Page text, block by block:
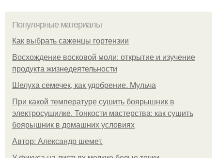
Популярные материалы
Как выбрать саженцы гортензии
Восхождение восковой моли: открытие и изучение
продукта жизнедеятельности
Шелуха семечек, как удобрение. Мульча
При какой температуре сушить боярышник в
электросушилке. Тонкости мастерства: как сушить
боярышник в домашних условиях
Автор: Александр шемет.